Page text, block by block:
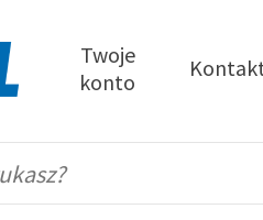
Twoje
konto